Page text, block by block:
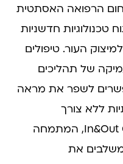
הרפואה האסתטית
טכנולוגיות חדשניות
העור. טיפולים
של תהליכים
מאפשרים לשפר את מראה
ללא צורך
בהתערבות כירורגית. ב-In&Out Clinic, המתמחה
משלבים את